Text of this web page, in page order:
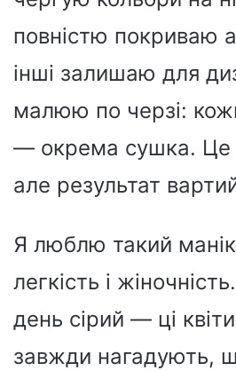
повністю покриваю
інші залишаю для
малюю по черзі:
— окрема сушка. Це
але результат
Я люблю такий
легкість і
день сірий — ці
завжди нагадують,